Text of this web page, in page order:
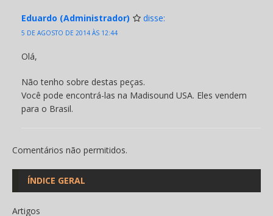
Eduardo (Administrador) disse:
5 DE AGOSTO DE 2014 ÀS 12:44
Olá,
Não tenho sobre destas peças.
Você pode encontrá-las na Madisound USA. Eles vendem
para o Brasil.
Comentários não permitidos.
ÍNDICE GERAL
Artigos